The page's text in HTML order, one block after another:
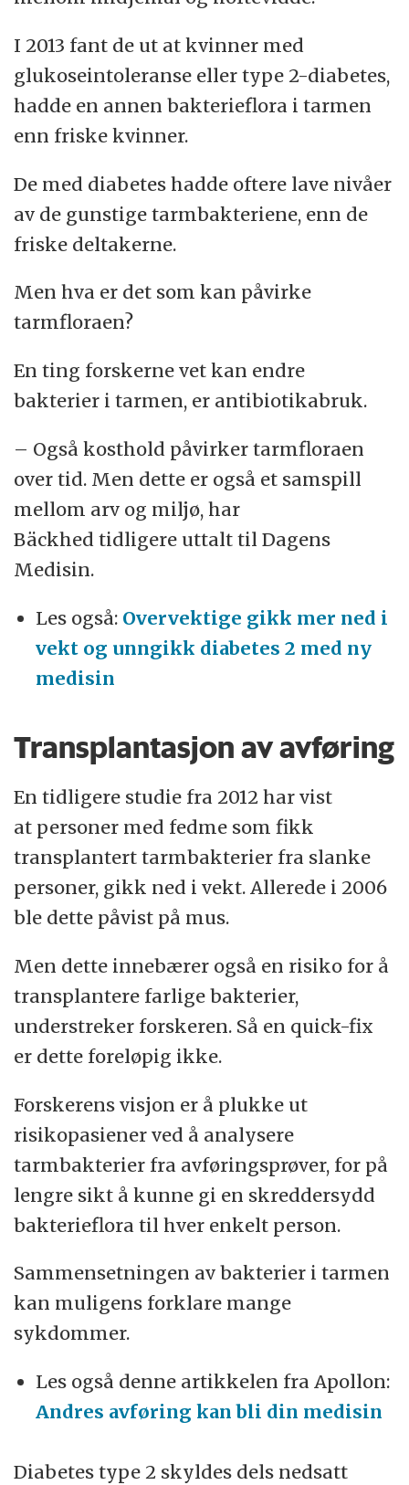
I 2013 fant de ut at kvinner med
glukoseintoleranse eller type 2-diabetes,
hadde en annen bakterieflora i tarmen
enn friske kvinner.
De med diabetes hadde oftere lave nivåer
av de gunstige tarmbakteriene, enn de
friske deltakerne.
Men hva er det som kan påvirke
tarmfloraen?
En ting forskerne vet kan endre
bakterier i tarmen, er antibiotikabruk.
– Også kosthold påvirker tarmfloraen
over tid. Men dette er også et samspill
mellom arv og miljø, har
Bäckhed tidligere uttalt til Dagens
Medisin.
Les også: Overvektige gikk mer ned i
vekt og unngikk diabetes 2 med ny
medisin
Transplantasjon av avføring
En tidligere studie fra 2012 har vist
at personer med fedme som fikk
transplantert tarmbakterier fra slanke
personer, gikk ned i vekt. Allerede i 2006
ble dette påvist på mus.
Men dette innebærer også en risiko for å
transplantere farlige bakterier,
understreker forskeren. Så en quick-fix
er dette foreløpig ikke.
Forskerens visjon er å plukke ut
risikopasiener ved å analysere
tarmbakterier fra avføringsprøver, for på
lengre sikt å kunne gi en skreddersydd
bakterieflora til hver enkelt person.
Sammensetningen av bakterier i tarmen
kan muligens forklare mange
sykdommer.
Les også denne artikkelen fra Apollon:
Andres avføring kan bli din medisin
Diabetes type 2 skyldes dels nedsatt